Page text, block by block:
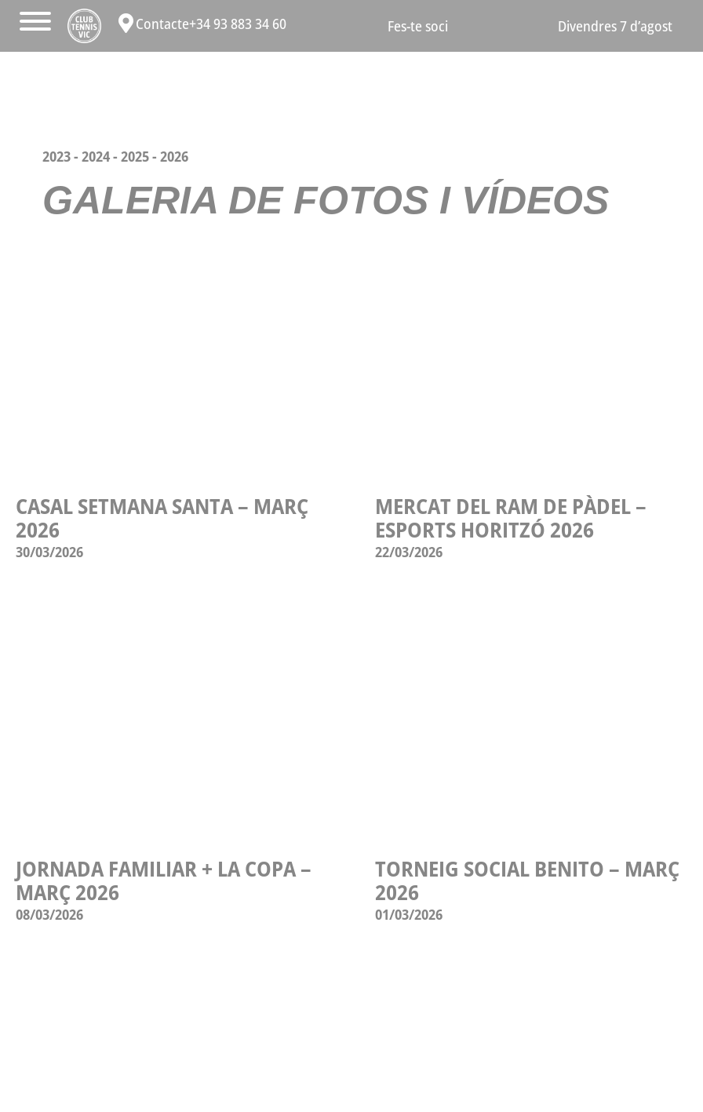
Contacte+34 93 883 34 60 Fes-te soci Divendres 7 d’agost
2023- 2024- 2025- 2026
GALERIA DE FOTOS I VÍDEOS
CASAL SETMANA SANTA – MARÇ
2026
30/03/2026
MERCAT DEL RAM DE PÀDEL –
ESPORTS HORITZÓ 2026
22/03/2026
JORNADA FAMILIAR + LA COPA –
MARÇ 2026
08/03/2026
TORNEIG SOCIAL BENITO – MARÇ
2026
01/03/2026